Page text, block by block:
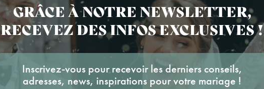
GRÂCE À NOTRE NEWSLETTER,
RECEVEZ DES INFOS EXCLUSIVES !
Inscrivez-vous pour recevoir les derniers conseils,
adresses, news, inspirations pour votre mariage !